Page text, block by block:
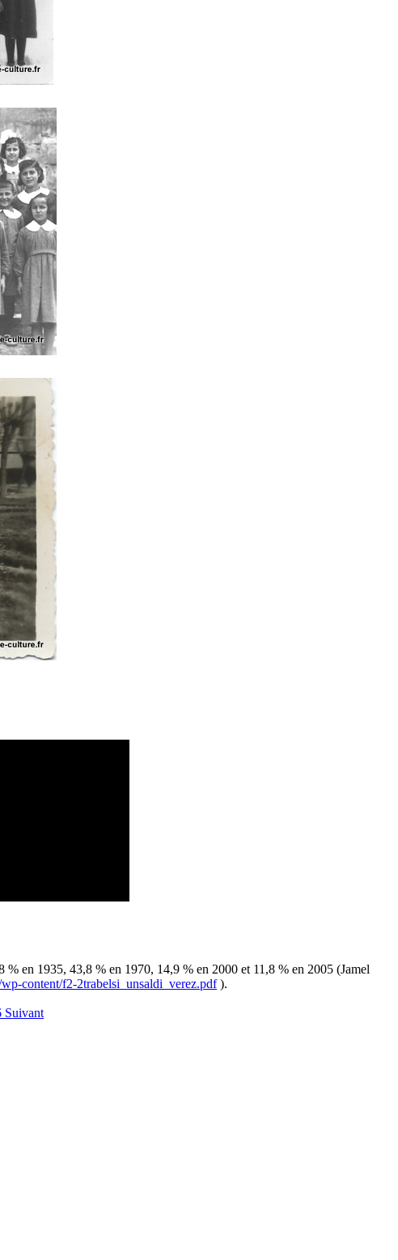
% en 1935, 43,8 % en 1970, 14,9 % en 2000 et 11,8 % en 2005 (Jamel
content/f2-2trabelsi_unsaldi_verez.pdf).
Suivant